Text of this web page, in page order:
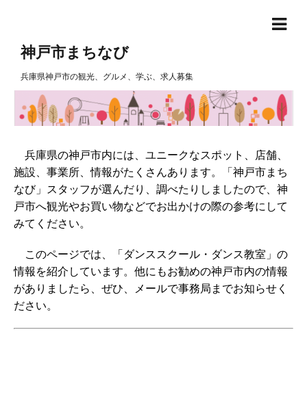
神戸市まちなび
兵庫県神戸市の観光、グルメ、学ぶ、求人募集
兵庫県の神戸市内には、ユニークなスポット、店舗、
施設、事業所、情報がたくさんあります。「神戸市まち
なび」スタッフが選んだり、調べたりしましたので、神
戸市へ観光やお買い物などでお出かけの際の参考にして
みてください。
このページでは、「ダンススクール・ダンス教室」の
情報を紹介しています。他にもお勧めの神戸市内の情報
がありましたら、ぜひ、メールで事務局までお知らせく
ださい。